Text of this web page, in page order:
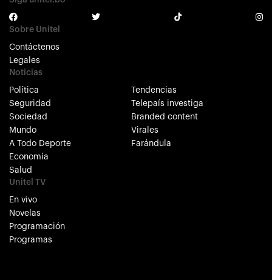
Sobre Unitel
Contáctenos
Legales
Noticias
Política
Seguridad
Sociedad
Mundo
A Todo Deporte
Economía
Salud
Tendencias
Telepaís investiga
Branded content
Virales
Farándula
Unitel TV
En vivo
Novelas
Programación
Programas